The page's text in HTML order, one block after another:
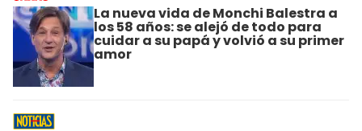
La nueva vida de Monchi Balestra a
los 58 años: se alejó de todo para
cuidar a su papá y volvió a su primer
amor